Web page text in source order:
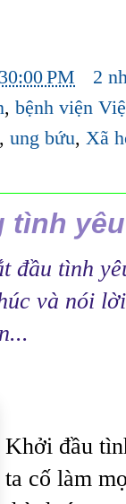
PM
2
,bệnh viện
,ung bứu,Xã
tình yêu
đầu tình
và nói
Khởi đầu
ta cố làm